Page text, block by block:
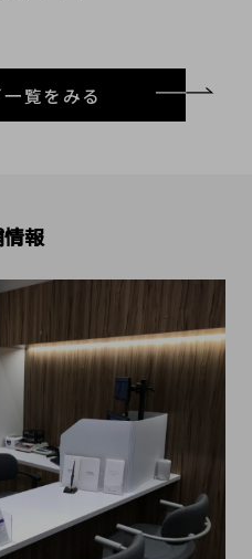
覧をみる
報